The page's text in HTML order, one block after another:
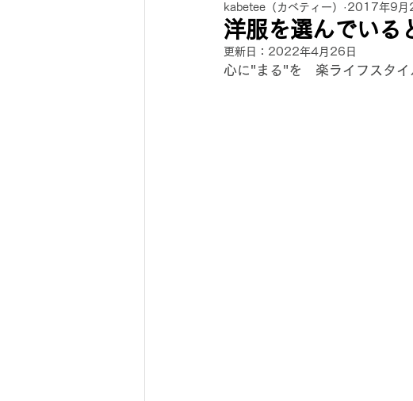
カベティー業務日誌 おすすめ書籍
洋服を選んでいる
kabetee（カベティー） 2017年9月
更新日： 2022年4月26日
心に"まる"を　楽ライフスタイ